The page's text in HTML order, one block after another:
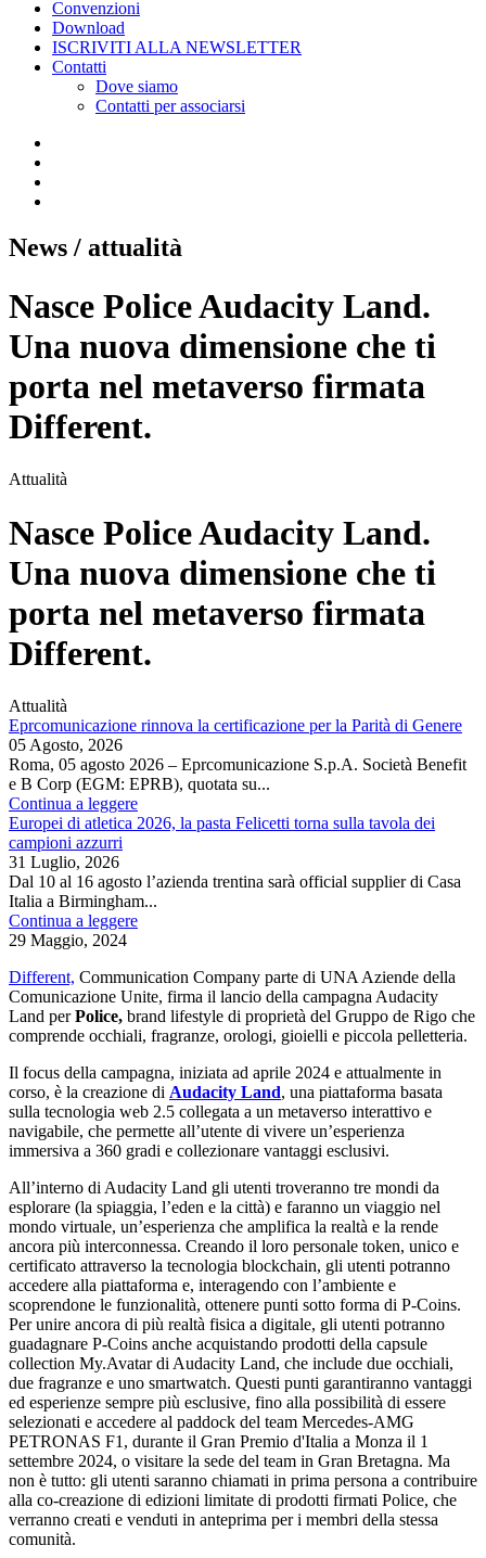
Convenzioni
Download
ISCRIVITI ALLA NEWSLETTER
Contatti
Dove siamo
Contatti per associarsi
News / attualità
Nasce Police Audacity Land.
Una nuova dimensione che ti
porta nel metaverso firmata
Different.
Attualità
Nasce Police Audacity Land.
Una nuova dimensione che ti
porta nel metaverso firmata
Different.
Attualità
Eprcomunicazione rinnova la certificazione per la Parità di Genere
05 Agosto, 2026
Roma, 05 agosto 2026 – Eprcomunicazione S.p.A. Società Benefit
e B Corp (EGM: EPRB), quotata su...
Continua a leggere
Europei di atletica 2026, la pasta Felicetti torna sulla tavola dei
campioni azzurri
31 Luglio, 2026
Dal 10 al 16 agosto l’azienda trentina sarà official supplier di Casa
Italia a Birmingham...
Continua a leggere
29 Maggio, 2024
Different, Communication Company parte di UNA Aziende della
Comunicazione Unite, firma il lancio della campagna Audacity
Land perPolice, brand lifestyle di proprietà del Gruppo de Rigo che
comprende occhiali, fragranze, orologi, gioielli e piccola pelletteria.
Il focus della campagna, iniziata ad aprile 2024 e attualmente in
corso, è la creazione di Audacity Land, una piattaforma basata
sulla tecnologia web 2.5 collegata a un metaverso interattivo e
navigabile, che permette all’utente di vivere un’esperienza
immersiva a 360 gradi e collezionare vantaggi esclusivi.
All’interno di Audacity Land gli utenti troveranno tre mondi da
esplorare (la spiaggia, l’eden e la città) e faranno un viaggio nel
mondo virtuale, un’esperienza che amplifica la realtà e la rende
ancora più interconnessa. Creando il loro personale token, unico e
certificato attraverso la tecnologia blockchain, gli utenti potranno
accedere alla piattaforma e, interagendo con l’ambiente e
scoprendone le funzionalità, ottenere punti sotto forma di P-Coins.
Per unire ancora di più realtà fisica a digitale, gli utenti potranno
guadagnare P-Coins anche acquistando prodotti della capsule
collection My.Avatar di Audacity Land, che include due occhiali,
due fragranze e uno smartwatch. Questi punti garantiranno vantaggi
ed esperienze sempre più esclusive, fino alla possibilità di essere
selezionati e accedere al paddock del team Mercedes-AMG
PETRONAS F1, durante il Gran Premio d'Italia a Monza il 1
settembre 2024, o visitare la sede del team in Gran Bretagna. Ma
non è tutto: gli utenti saranno chiamati in prima persona a contribuire
alla co-creazione di edizioni limitate di prodotti firmati Police, che
verranno creati e venduti in anteprima per i membri della stessa
comunità.